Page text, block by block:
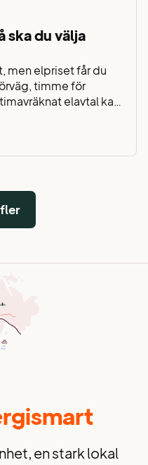
ska du välja
men elpriset får du
timme för
elavtal kan
elkostnader. Vår
en stark lokal